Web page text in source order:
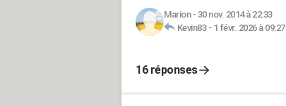
Marion- 30 nov. 2014 à 22:33
Kevin83- 1 févr. 2026 à 09:27
16 réponses